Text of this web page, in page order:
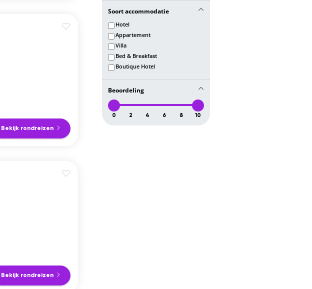
Bekijk rondreizen
Bekijk rondreizen
Soort accommodatie
Hotel
Appartement
Villa
Bed & Breakfast
Boutique Hotel
Beoordeling
0 2 4 6 8 10